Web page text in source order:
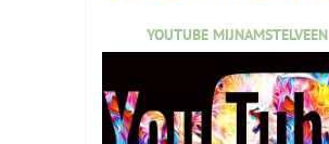
YOUTUBE MIJNAMSTELVEEN